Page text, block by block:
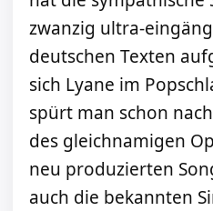
zwanzig ultra-
deutschen Texten
sich Lyane im
spürt man schon
des gleichnamigen
neu produzierten
auch die bekannten